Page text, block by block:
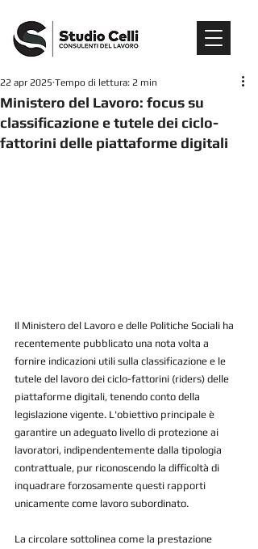
Ministero del Lavoro: focus su
classificazione e tutele dei ciclo-
fattorini delle piattaforme digitali
22 apr 2025 Tempo di lettura: 2 min
Il Ministero del Lavoro e delle Politiche Sociali ha
recentemente pubblicato una nota volta a
fornire indicazioni utili sulla classificazione e le
tutele del lavoro dei ciclo-fattorini (riders) delle
piattaforme digitali, tenendo conto della
legislazione vigente. L'obiettivo principale è
garantire un adeguato livello di protezione ai
lavoratori, indipendentemente dalla tipologia
contrattuale, pur riconoscendo la difficoltà di
inquadrare forzosamente questi rapporti
unicamente come lavoro subordinato.
La circolare sottolinea come la prestazione